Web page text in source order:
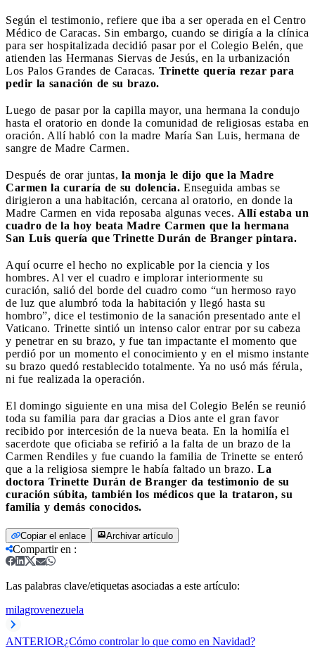
Según el testimonio, refiere que iba a ser operada en el Centro
Médico de Caracas. Sin embargo, cuando se dirigía a la clínica
para ser hospitalizada decidió pasar por el Colegio Belén, que
atienden las Hermanas Siervas de Jesús, en la urbanización
Los Palos Grandes de Caracas. Trinette quería rezar para
pedir la sanación de su brazo.
Luego de pasar por la capilla mayor, una hermana la condujo
hasta el oratorio en donde la comunidad de religiosas estaba en
oración. Allí habló con la madre María San Luis, hermana de
sangre de Madre Carmen.
Después de orar juntas, la monja le dijo que la Madre
Carmen la curaría de su dolencia. Enseguida ambas se
dirigieron a una habitación, cercana al oratorio, en donde la
Madre Carmen en vida reposaba algunas veces. Allí estaba un
cuadro de la hoy beata Madre Carmen que la hermana
San Luis quería que Trinette Durán de Branger pintara.
Aquí ocurre el hecho no explicable por la ciencia y los
hombres. Al ver el cuadro e implorar interiormente su
curación, salió del borde del cuadro como “un hermoso rayo
de luz que alumbró toda la habitación y llegó hasta su
hombro”, dice el testimonio de la sanación presentado ante el
Vaticano. Trinette sintió un intenso calor entrar por su cabeza
y penetrar en su brazo, y fue tan impactante el momento que
perdió por un momento el conocimiento y en el mismo instante
su brazo quedó restablecido totalmente. Ya no usó más férula,
ni fue realizada la operación.
El domingo siguiente en una misa del Colegio Belén se reunió
toda su familia para dar gracias a Dios ante el gran favor
recibido por intercesión de la nueva beata. En la homilía el
sacerdote que oficiaba se refirió a la falta de un brazo de la
Carmen Rendiles y fue cuando la familia de Trinette se enteró
que a la religiosa siempre le había faltado un brazo. La
doctora Trinette Durán de Branger da testimonio de su
curación súbita, también los médicos que la trataron, su
familia y demás conocidos.
Copiar el enlace Archivar artículo
Compartir en :
Las palabras clave/etiquetas asociadas a este artículo:
milagrovenezuela
ANTERIOR¿Cómo controlar lo que como en Navidad?